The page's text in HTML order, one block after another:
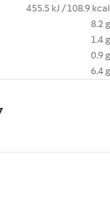
455.5 kJ / 108.9 kcal
8.2 g
1.4 g
0.9 g
6.4 g